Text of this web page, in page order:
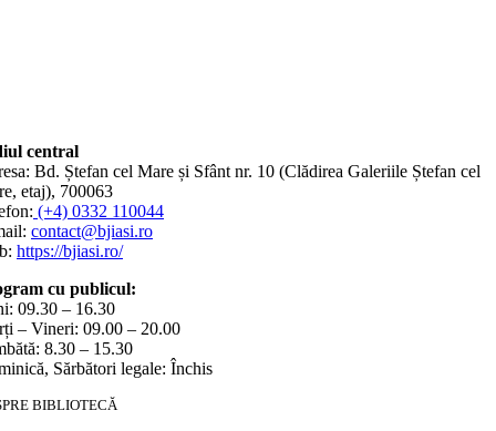
central
Bd. Ștefan cel Mare și Sfânt nr. 10 (Clădirea Galeriile Ștefan cel
etaj), 700063
(+4) 0332 110044
contact@bjiasi.ro
https://bjiasi.ro/
cu publicul:
09.30 – 16.30
– Vineri: 09.00 – 20.00
8.30 – 15.30
Sărbători legale: Închis
BIBLIOTECĂ